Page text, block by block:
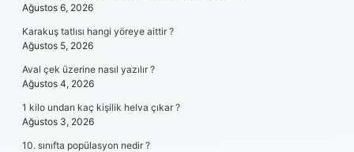
Ağustos 6, 2026
Karakuş tatlısı hangi yöreye aittir ?
Ağustos 5, 2026
Aval çek üzerine nasıl yazılır ?
Ağustos 4, 2026
1 kilo undan kaç kişilik helva çıkar ?
Ağustos 3, 2026
10. sınıfta popülasyon nedir ?